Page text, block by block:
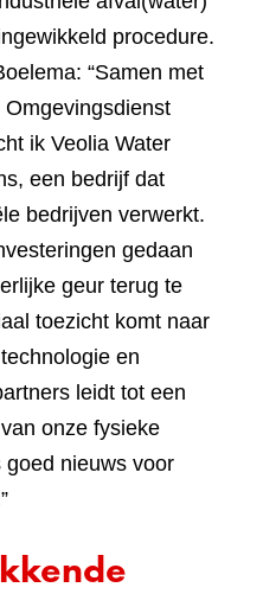
procedure.
“Samen met
ik Veolia Water
een bedrijf dat
bedrijven verwerkt.
gedaan
geur terug te
toezicht komt naar
en
leidt tot een
onze fysieke
nieuws voor